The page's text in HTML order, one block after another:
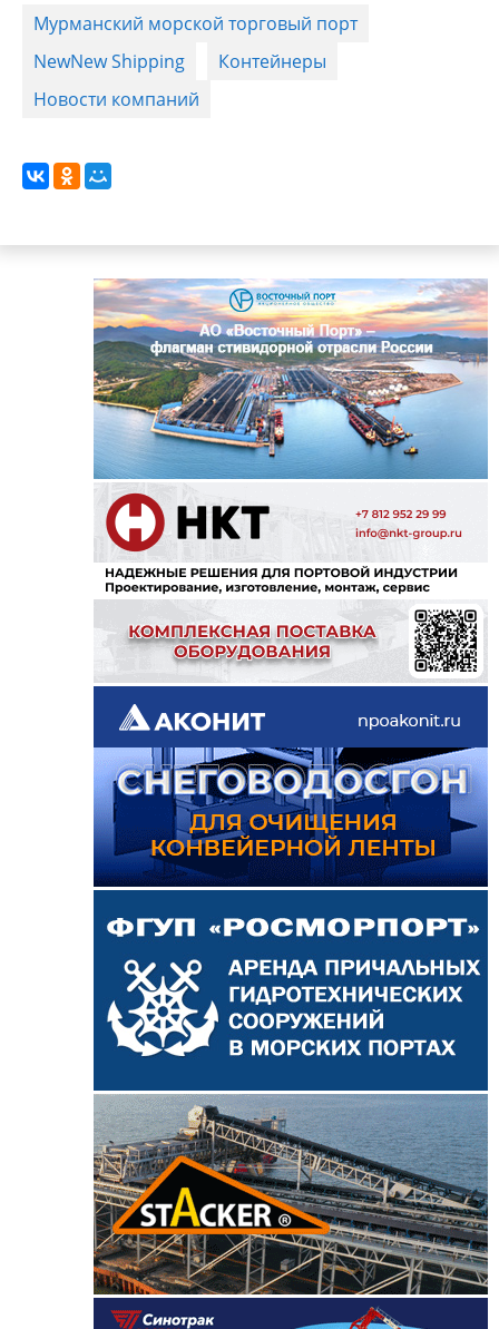
Мурманский морской торговый порт
NewNew Shipping
Контейнеры
Новости компаний